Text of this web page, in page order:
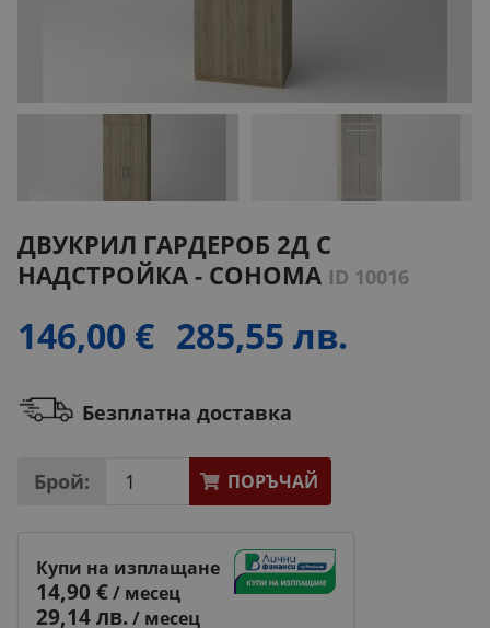
ДВУКРИЛ ГАРДЕРОБ 2Д С
НАДСТРОЙКА - СОНОМА ID 10016
146,00 € 285,55 лв.
Безплатна доставка
Брой: ПОРЪЧАЙ
Купи на изплащане
14,90 €/ месец
29,14 лв./ месец